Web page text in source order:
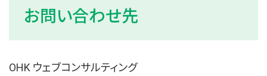
お問い合わせ先
OHK ウェブコンサルティング